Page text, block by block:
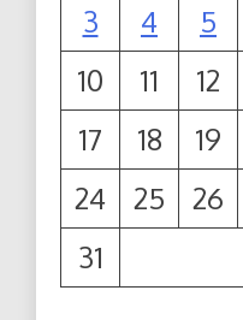
3
4 5
10
11 12
17
18 19
24
25 26
31